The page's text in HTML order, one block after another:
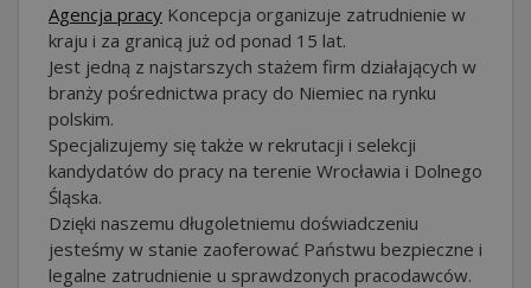
Agencja pracy Koncepcja organizuje zatrudnienie w
kraju i za granicą już od ponad 15 lat.
Jest jedną z najstarszych stażem firm działających w
branży pośrednictwa pracy do Niemiec na rynku
polskim.
Specjalizujemy się także w rekrutacji i selekcji
kandydatów do pracy na terenie Wrocławia i Dolnego
Śląska.
Dzięki naszemu długoletniemu doświadczeniu
jesteśmy w stanie zaoferować Państwu bezpieczne i
legalne zatrudnienie u sprawdzonych pracodawców.